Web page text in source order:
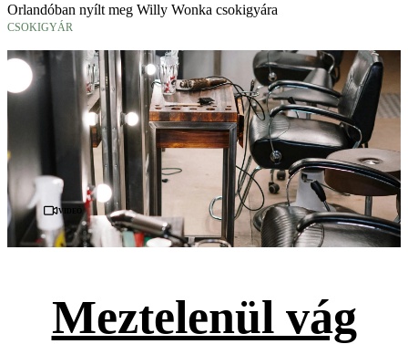
Orlandóban nyílt meg Willy Wonka csokigyára
CSOKIGYÁR
Videó
Meztelenül vág